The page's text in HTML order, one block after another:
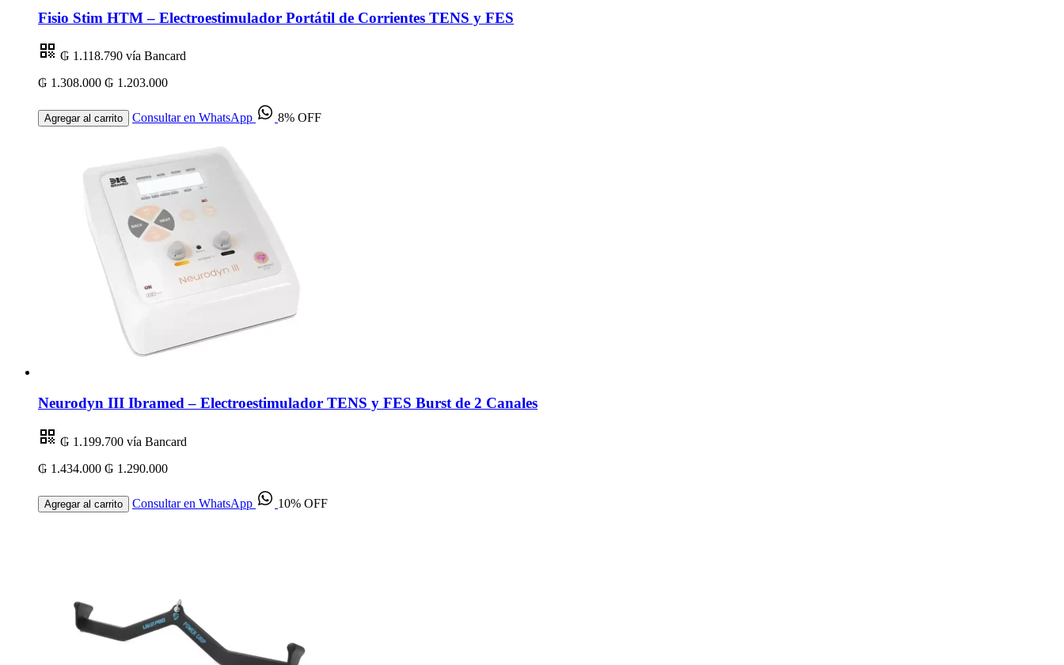
Fisio Stim HTM – Electroestimulador Portátil de Corrientes TENS y FES
₲ 1.118.790 vía Bancard
₲ 1.308.000 ₲ 1.203.000
Agregar al carrito Consultar en WhatsApp 8% OFF
Neurodyn III Ibramed – Electroestimulador TENS y FES Burst de 2 Canales
₲ 1.199.700 vía Bancard
₲ 1.434.000 ₲ 1.290.000
Agregar al carrito Consultar en WhatsApp 10% OFF